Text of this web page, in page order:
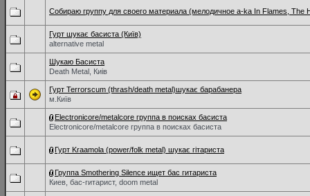
Собираю группу для своего материала (мелодичное a-ka In Flames, The
Гурт шукає басиста (Київ)
alternative metal
Шукаю Басиста
Death Metal, Киів
Гурт Terrorscum (thrash/death metal)шукає барабанера
м.Київ
Electronicore/metalcore группа в поисках басиста
Electronicore/metalcore группа в поисках басиста
Гурт Kraamola (power/folk metal) шукає гітариста
Группа Smothering Silence ищет бас гитариста
Киев, бас-гитарист, doom metal